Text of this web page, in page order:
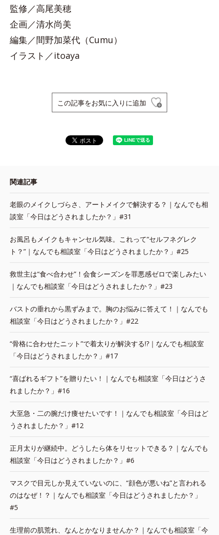
監修／高尾美穂
企画／清水尚美
編集／間野加菜代（Cumu）
イラスト／itoaya
この記事をお気に入りに追加
関連記事
老眼のメイクしづらさ、アートメイクで解決する？｜なんでも相
談室「今日はどうされましたか？」#31
お風呂もメイクもキャンセル気味。これって“セルフネグレク
ト？”｜なんでも相談室「今日はどうされましたか？」#25
救世主は“食べ合わせ”！会食シーズンを罪悪感ゼロで楽しみたい
｜なんでも相談室「今日はどうされましたか？」#23
バストの垂れから黒ずみまで。胸のお悩みに答えて！｜なんでも
相談室「今日はどうされましたか？」#22
“骨格に合わせたニット”で着太りが解決する!?｜なんでも相談室
「今日はどうされましたか？」#17
“喜ばれるギフト”を贈りたい！｜なんでも相談室「今日はどうさ
れましたか？」#16
大至急・二の腕だけ痩せたいです！｜なんでも相談室「今日はど
うされましたか？」#12
正月太りが継続中。どうしたら体をリセットできる？｜なんでも
相談室「今日はどうされましたか？」#6
マスクで目元しか見えていないのに、“顔色が悪いね”と言われる
のはなぜ！？｜なんでも相談室「今日はどうされましたか？」
#5
生理前の肌荒れ、なんとかなりませんか？｜なんでも相談室「今